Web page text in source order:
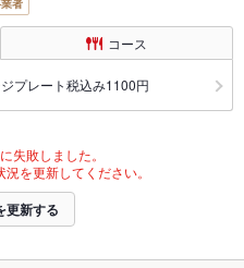
コース
プレート税込み1100円
失敗しました。
を更新してください。
更新する